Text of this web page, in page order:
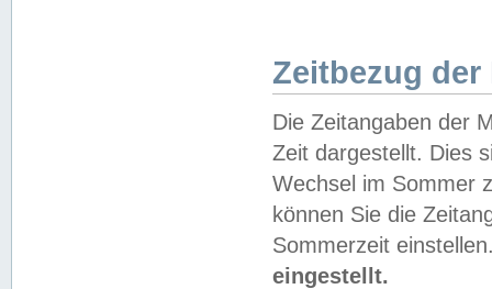
Zeitbezug der
Die Zeitangaben der
Zeit dargestellt. Dies
Wechsel im Sommer
können Sie die
Sommerzeit
eingestellt.